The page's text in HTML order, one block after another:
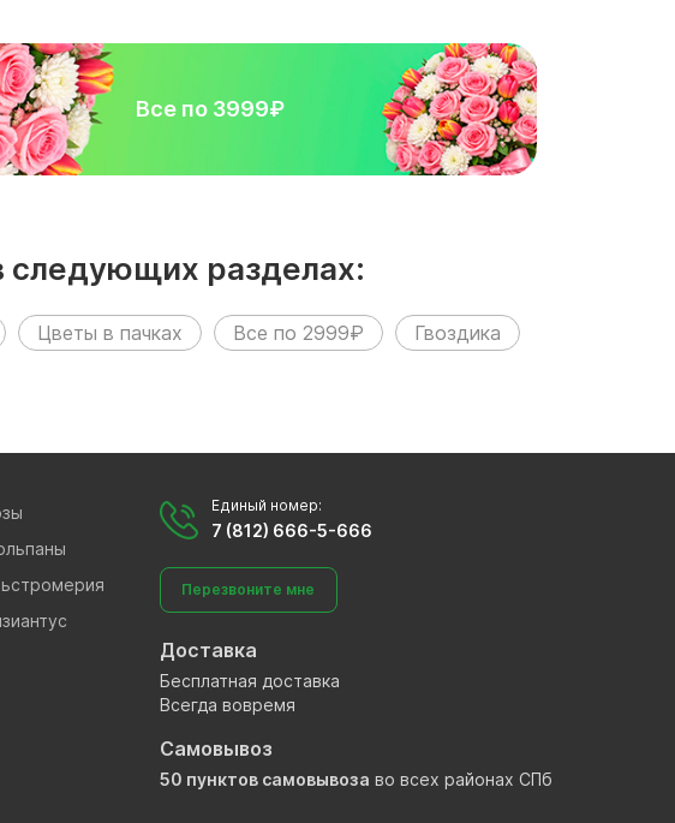
Все по 3999₽
следующих разделах:
Цветы в пачках Все по 2999₽
Гвоздика
Единый номер:
7 (812) 666-5-666
Перезвоните мне
Доставка
Бесплатная доставка
Всегда вовремя
Самовывоз
50 пунктов самовывоза во всех районах СПб